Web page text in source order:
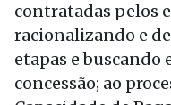
contratadas pelos
racionalizando e
etapas e buscando
concessão; ao